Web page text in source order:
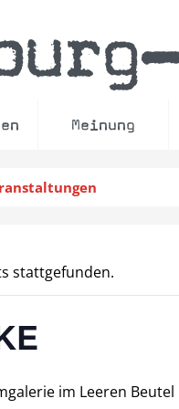
–
Meinung
stattgefunden.
im Leeren Beutel